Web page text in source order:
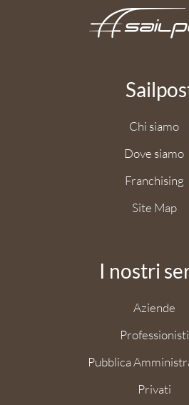
Chi siamo
Dove siamo
Franchising
Site Map
I nostri
Aziende
Professionisti
Pubblica
Privati